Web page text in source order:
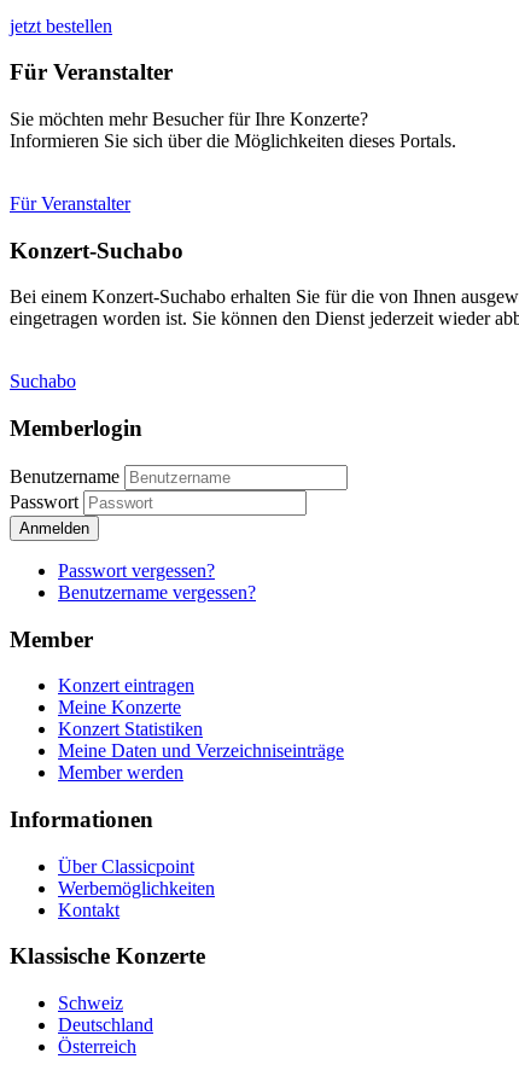
jetzt bestellen
Für Veranstalter
Sie möchten mehr Besucher für Ihre Konzerte?
Informieren Sie sich über die Möglichkeiten dieses Portals.
Für Veranstalter
Konzert-Suchabo
Bei einem Konzert-Suchabo erhalten Sie für die von Ihnen
eingetragen worden ist. Sie können den Dienst jederzeit wieder
Suchabo
Memberlogin
Benutzername
Passwort
Anmelden
Passwort vergessen?
Benutzername vergessen?
Member
Konzert eintragen
Meine Konzerte
Konzert Statistiken
Meine Daten und Verzeichniseinträge
Member werden
Informationen
Über Classicpoint
Werbemöglichkeiten
Kontakt
Klassische Konzerte
Schweiz
Deutschland
Österreich